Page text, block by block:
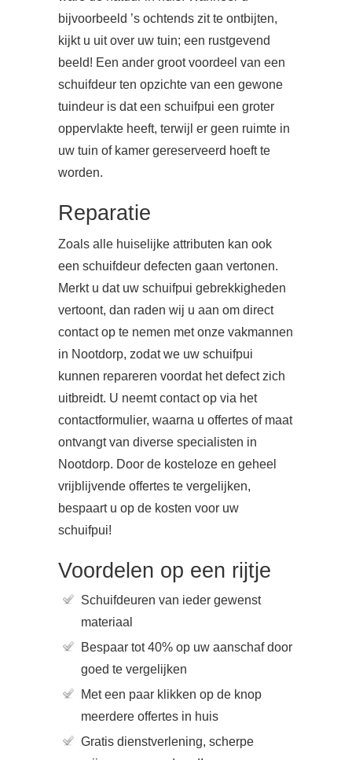
bijvoorbeeld ’s ochtends zit te ontbijten,
kijkt u uit over uw tuin; een rustgevend
beeld! Een ander groot voordeel van een
schuifdeur ten opzichte van een gewone
tuindeur is dat een schuifpui een groter
oppervlakte heeft, terwijl er geen ruimte in
uw tuin of kamer gereserveerd hoeft te
worden.
Reparatie
Zoals alle huiselijke attributen kan ook
een schuifdeur defecten gaan vertonen.
Merkt u dat uw schuifpui gebrekkigheden
vertoont, dan raden wij u aan om direct
contact op te nemen met onze vakmannen
in Nootdorp, zodat we uw schuifpui
kunnen repareren voordat het defect zich
uitbreidt. U neemt contact op via het
contactformulier, waarna u offertes of maat
ontvangt van diverse specialisten in
Nootdorp. Door de kosteloze en geheel
vrijblijvende offertes te vergelijken,
bespaart u op de kosten voor uw
schuifpui!
Voordelen op een rijtje
Schuifdeuren van ieder gewenst
materiaal
Bespaar tot 40% op uw aanschaf door
goed te vergelijken
Met een paar klikken op de knop
meerdere offertes in huis
Gratis dienstverlening, scherpe